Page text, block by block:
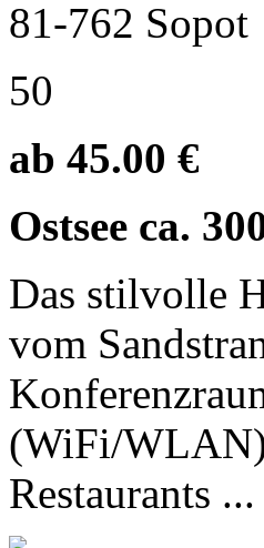
81-762 Sopot
50
ab 45.00 €
Ostsee ca.
Das stilvolle
vom
(WiFi/
Restaurants ...